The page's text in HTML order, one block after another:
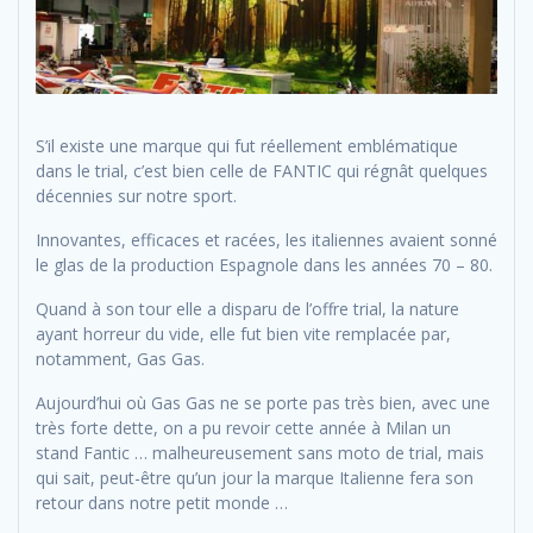
S’il existe une marque qui fut réellement emblématique
dans le trial, c’est bien celle de FANTIC qui régnât quelques
décennies sur notre sport.
Innovantes, efficaces et racées, les italiennes avaient sonné
le glas de la production Espagnole dans les années 70 – 80.
Quand à son tour elle a disparu de l’offre trial, la nature
ayant horreur du vide, elle fut bien vite remplacée par,
notamment, Gas Gas.
Aujourd’hui où Gas Gas ne se porte pas très bien, avec une
très forte dette, on a pu revoir cette année à Milan un
stand Fantic … malheureusement sans moto de trial, mais
qui sait, peut-être qu’un jour la marque Italienne fera son
retour dans notre petit monde …